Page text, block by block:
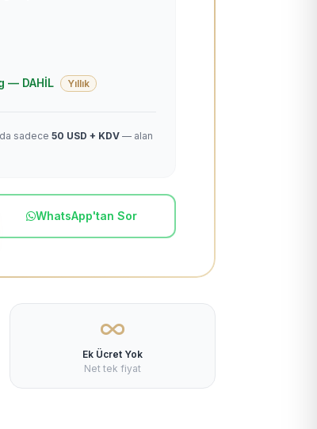
— DAHİL Yıllık
sadece 50 USD + KDV — alan
WhatsApp'tan Sor
Ek Ücret Yok
Net tek fiyat